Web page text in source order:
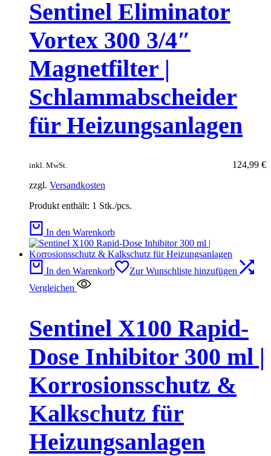
Sentinel Eliminator
Vortex 300 3/4″
Magnetfilter |
Schlammabscheider
für Heizungsanlagen
124,99 €
inkl. MwSt.
zzgl. Versandkosten
Produkt enthält: 1 Stk./pcs.
In den Warenkorb
In den Warenkorb
Zur Wunschliste hinzufügen
Vergleichen
Sentinel X100 Rapid-
Dose Inhibitor 300 ml |
Korrosionsschutz &
Kalkschutz für
Heizungsanlagen